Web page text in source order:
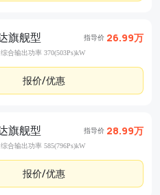
旗舰型 指导价 26.99万
综合输出功率 370(503Ps)kW
报价/优惠
旗舰型 指导价 28.99万
综合输出功率 585(796Ps)kW
报价/优惠